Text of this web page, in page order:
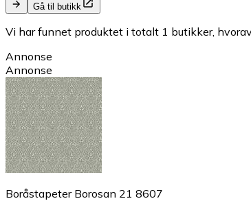
Gå til butikk
Vi har funnet produktet i totalt 1 butikker,
Annonse
Annonse
Boråstapeter Borosan 21 8607